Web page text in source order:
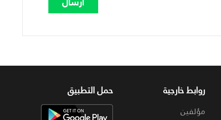
روابط خارجية
مؤلفين
حمل التطبيق